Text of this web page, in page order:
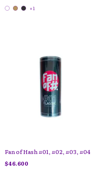
+1
Fan of Hash #01, #02, #03, #04
$46.600